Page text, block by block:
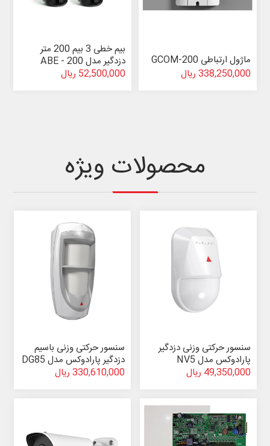
ماژول ارتباطی GCOM-200
338,250,000 ریال
بیم خطی 3 بیم 200 متر
دزدگیر مدل ABE - 200
52,500,000 ریال
محصولات ویژه
سنسور حرکتی وزنی دزدگیر
پارادوکس مدل NV5
49,350,000 ریال
سنسور حرکتی وزنی باسیم
دزدگیر پارادوکس مدل DG85
330,610,000 ریال